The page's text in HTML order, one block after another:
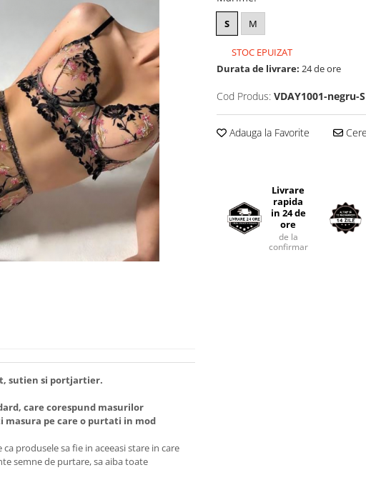
S M
STOC EPUIZAT
Durata de livrare: 24 de ore
Cod Produs: VDAY1001-negru-S
Adauga la Favorite
Livrare
rapida
in 24 de
ore
de la
confirmarea comenzii.
sutien si portjartier.
care corespund masurilor
masura pe care o purtati in mod
produsele sa fie in aceeasi stare in care
semne de purtare, sa aiba toate